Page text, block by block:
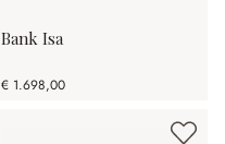
Bank Isa
€ 1.698,00